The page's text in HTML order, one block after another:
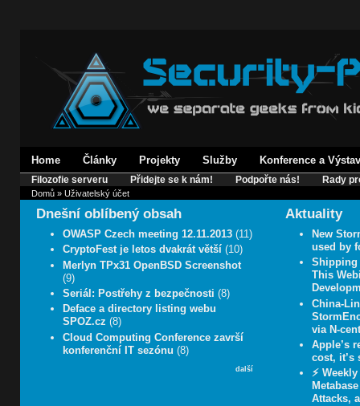
Home Články Projekty Služby Konference a
Filozofie serveru Přidejte se k nám! Podpořte nás! Rady
Domů» Uživatelský účet
Dnešní oblíbený obsah
OWASP Czech meeting 12.11.2013 (11)
CryptoFest je letos dvakrát větší (10)
Merlyn TPx31 OpenBSD Screenshot
(9)
Seriál: Postřehy z bezpečnosti (8)
Deface a directory listing webu
SPOZ.cz (8)
Cloud Computing Conference završí
konferenční IT sezónu (8)
další
Aktuality
New
used by
Shipping
This
China-
via N-
Apple’s
cost, it’s
⚡
Attacks,